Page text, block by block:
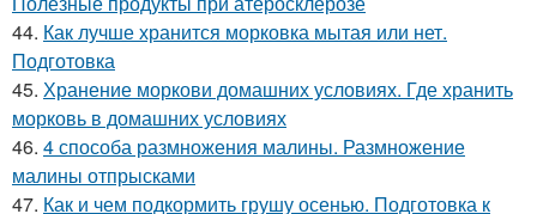
44. Как лучше хранится морковка мытая или нет.
Подготовка
45. Хранение моркови домашних условиях. Где хранить
морковь в домашних условиях
46. 4 способа размножения малины. Размножение
малины отпрысками
47. Как и чем подкормить грушу осенью. Подготовка к